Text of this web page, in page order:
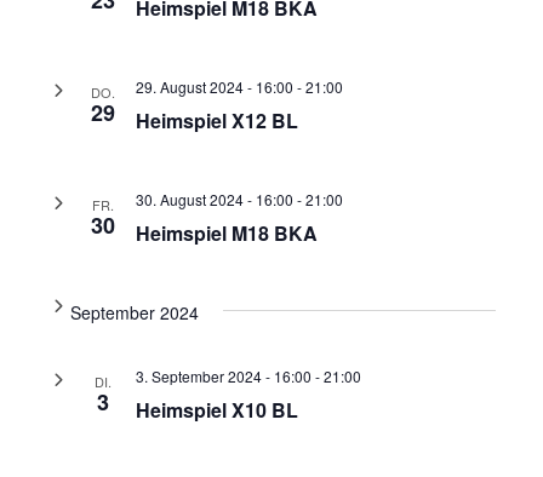
Heimspiel M18 BKA
DO.
29 Heimspiel X12 BL
29. August 2024 - 16:00 -21:00
FR.
30 Heimspiel M18 BKA
30. August 2024 - 16:00 -21:00
September 2024
DI.
3 Heimspiel X10 BL
3. September 2024 - 16:00 -21:00